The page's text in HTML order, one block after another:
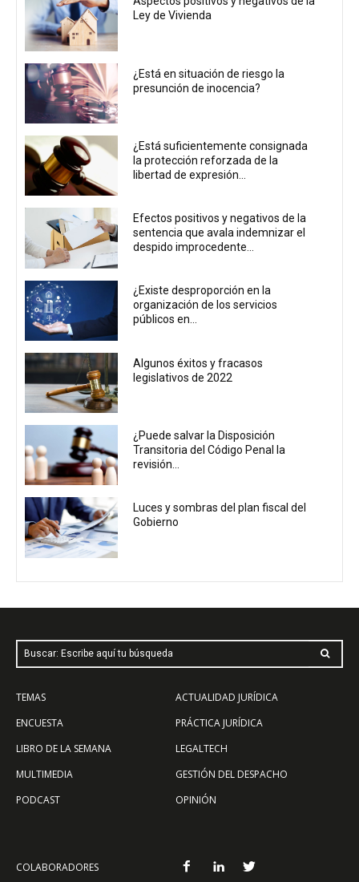
Ley de Vivienda
¿Está en situación de riesgo la
presunción de inocencia?
¿Está suficientemente consignada
la protección reforzada de la
libertad de expresión...
Efectos positivos y negativos de la
sentencia que avala indemnizar el
despido improcedente...
¿Existe desproporción en la
organización de los servicios
públicos en...
Algunos éxitos y fracasos
legislativos de 2022
¿Puede salvar la Disposición
Transitoria del Código Penal la
revisión...
Luces y sombras del plan fiscal del
Gobierno
Buscar: Escribe aquí tu búsqueda
TEMAS
ENCUESTA
LIBRO DE LA SEMANA
MULTIMEDIA
PODCAST
ACTUALIDAD JURÍDICA
PRÁCTICA JURÍDICA
LEGALTECH
GESTIÓN DEL DESPACHO
OPINIÓN
COLABORADORES